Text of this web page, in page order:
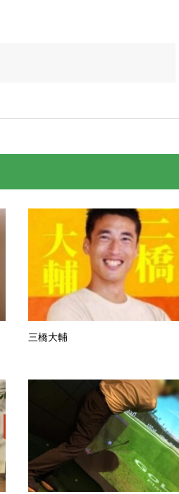
三橋大輔